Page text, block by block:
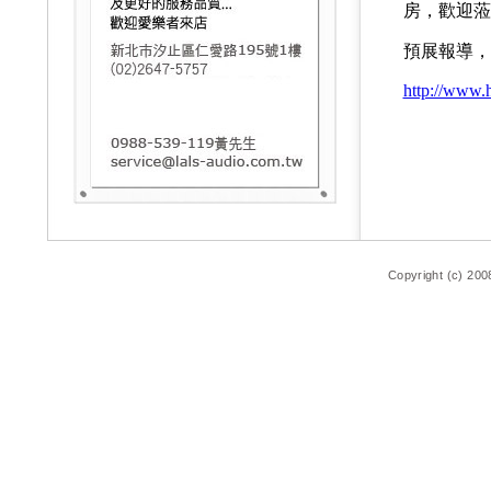
房，歡迎
預展報導
http://
Copyright (c)